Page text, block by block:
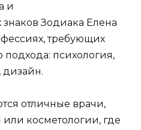
и
Зодиака Елена
требующих
подхода: психология,
дизайн.
отличные врачи,
косметологии, где